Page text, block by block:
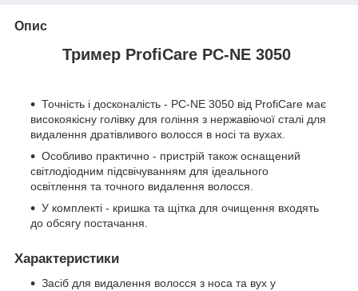
Опис
Тример ProfiCare PC-NE 3050
Точність і досконалість - PC-NE 3050 від ProfiCare має
високоякісну голівку для гоління з нержавіючої сталі для
видалення дратівливого волосся в носі та вухах.
Особливо практично - пристрій також оснащений
світлодіодним підсвічуванням для ідеального
освітлення та точного видалення волосся.
У комплекті - кришка та щітка для очищення входять
до обсягу постачання.
Характеристики
Засіб для видалення волосся з носа та вух у